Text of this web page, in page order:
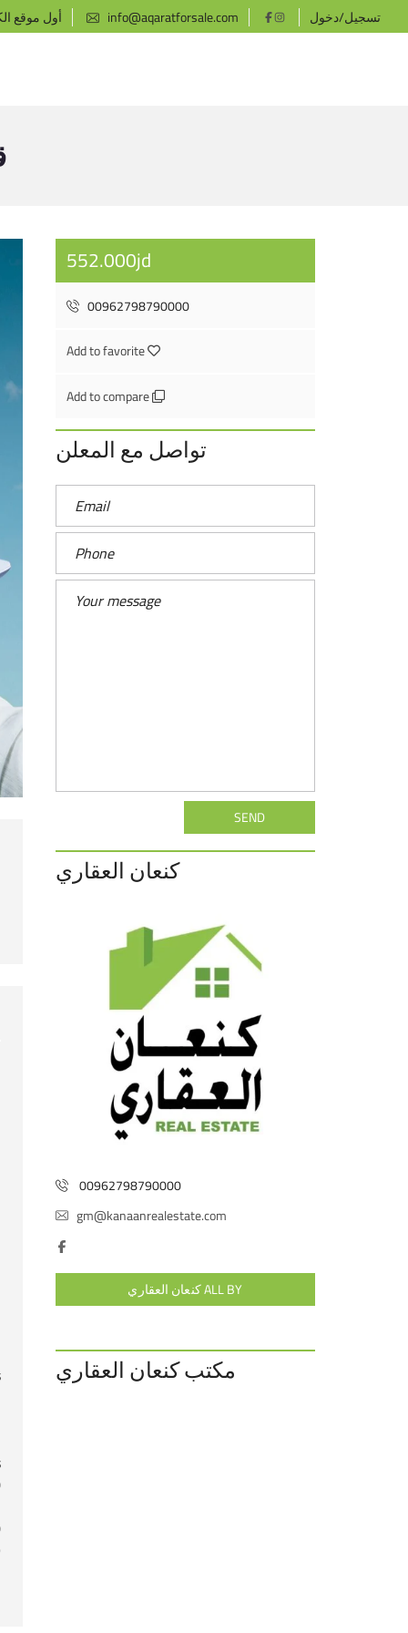
أول موقع info@aqaratforsale.com تسجيل/دخول
552.000jd
00962798790000
Add to favorite
Add to compare
تواصل مع المعلن
SEND
كنعان العقاري
00962798790000
gm@kanaanrealestate.com
ALL BY كنعان العقاري
مكتب كنعان العقاري